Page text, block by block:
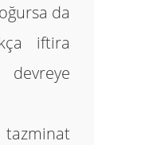
da
iftira
devreye